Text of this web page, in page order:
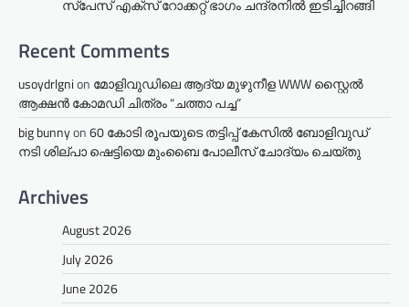
സ്‌പേസ് എക്‌സ് റോക്കറ്റ് ഭാഗം ചന്ദ്രനില്‍ ഇടിച്ചിറങ്ങി
Recent Comments
usoydrlgnion മോളിവുഡിലെ ആദ്യ മുഴുനീള WWW സ്റ്റൈൽ
ആക്ഷൻ കോമഡി ചിത്രം “ചത്താ പച്ച”
big bunnyon60 കോടി രൂപയുടെ തട്ടിപ്പ് കേസിൽ ബോളിവുഡ്
നടി ശില്പാ ഷെട്ടിയെ മുംബൈ പോലീസ് ചോദ്യം ചെയ്തു
Archives
August 2026
July 2026
June 2026